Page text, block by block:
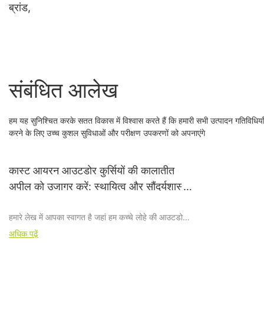
ब्रांड,
संबंधित आलेख
हम यह सुनिश्चित करके सतत विकास में विश्वास करते हैं कि हमारी सभी उत्पादन
करने के लिए उच्च कुशल सुविधाओं और परीक्षण उपकरणों को अपनाएंगे
कास्ट आयरन आउटडोर कुर्सियों की कालातीत
अपील को उजागर करें: स्थायित्व और सौंदर्यशास्त्र
हमारे लेख में आपका स्वागत है जहां हम कच्चे लोहे की आउटडोर
कुर्सियों की मनोरम दुनिया में उतरते हैं - स्थायी ताकत और उत्कृष्ट
सौंदर्यशास्त्र का एक आदर्श मिश्रण। इस लेख में, हमारा लक्ष्य इन
अधिक पढ़ें